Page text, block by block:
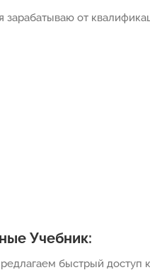
зарабатываю от
Учебник:
быстрый доступ